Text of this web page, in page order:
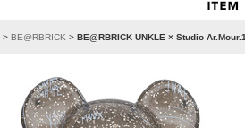
> BE@RBRICK > BE@RBRICK UNKLE × Studio